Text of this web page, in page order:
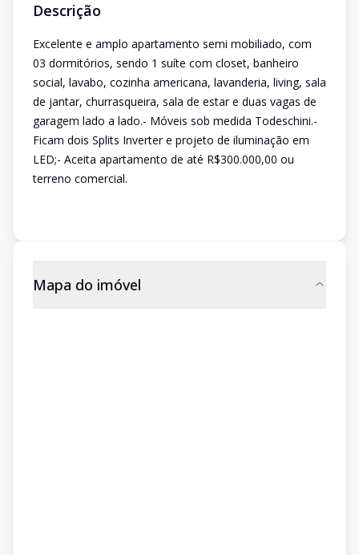
Descrição
Excelente e amplo apartamento semi mobiliado, com
03 dormitórios, sendo 1 suíte com closet, banheiro
social, lavabo, cozinha americana, lavanderia, living, sala
de jantar, churrasqueira, sala de estar e duas vagas de
garagem lado a lado.- Móveis sob medida Todeschini.-
Ficam dois Splits Inverter e projeto de iluminação em
LED;- Aceita apartamento de até R$300.000,00 ou
terreno comercial.
Mapa do imóvel